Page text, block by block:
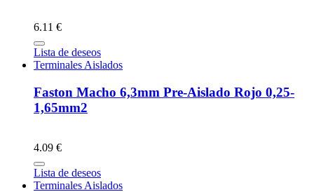
6.11 €
Lista de deseos
Terminales Aislados
Faston Macho 6,3mm Pre-Aislado Rojo 0,25-
1,65mm2
4.09 €
Lista de deseos
Terminales Aislados